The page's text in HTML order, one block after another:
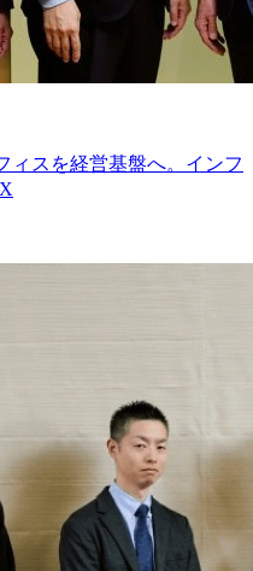
ィスを経営基盤へ。インフ